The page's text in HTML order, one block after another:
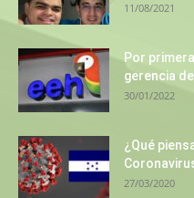
11/08/2021
Por
gerencia de
30/01/2022
¿Qué
27/03/2020